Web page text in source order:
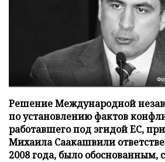
Решение Международной
по установлению фактов
работавшего под эгидой ЕС,
Михаила Саакашвили
2008 года, было